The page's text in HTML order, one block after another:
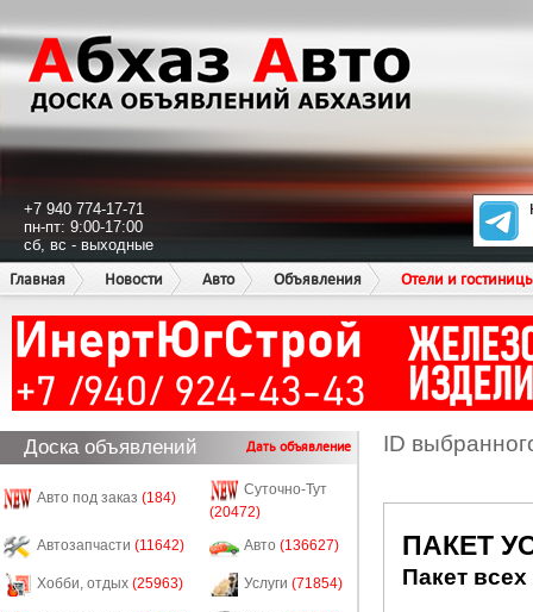
+7 940 774-17-71
пн-пт: 9:00-17:00
сб, вс - выходные
Главная
Новости Авто Объявления Отели и
Доска объявлений Дать объявление
Авто под заказ (184)
Суточно-Тут
(20472)
Автозапчасти (11642) Авто (136627)
Хобби, отдых (25963) Услуги (71854)
ID
ПАКЕТ
Пакет